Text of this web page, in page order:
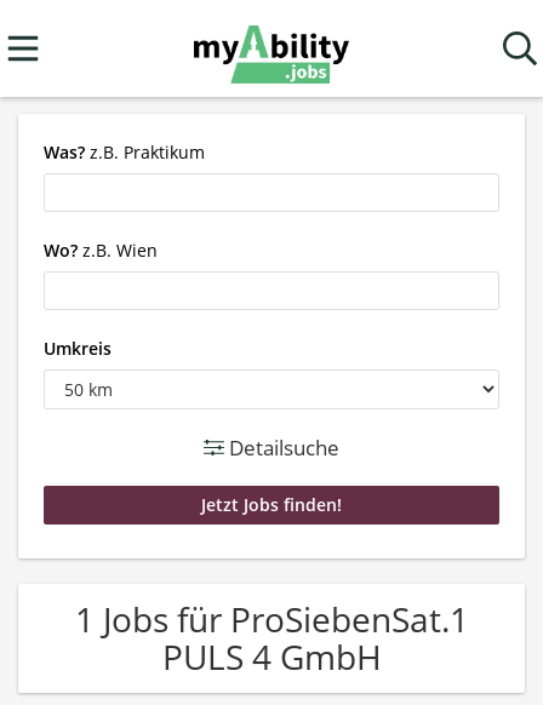
Was? z.B. Praktikum
Wo? z.B. Wien
Umkreis
Detailsuche
1 Jobs für ProSiebenSat.1
PULS 4 GmbH